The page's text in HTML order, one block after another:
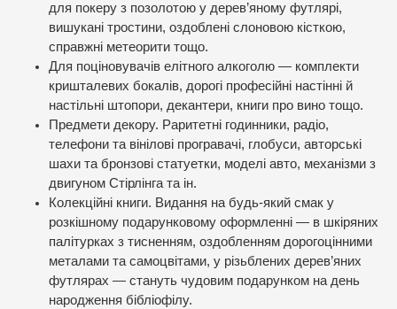
для покеру з позолотою у дерев’яному футлярі,
вишукані тростини, оздоблені слоновою кісткою,
справжні метеорити тощо.
Для поціновувачів елітного алкоголю — комплекти
кришталевих бокалів, дорогі професійні настінні й
настільні штопори, декантери, книги про вино тощо.
Предмети декору. Раритетні годинники, радіо,
телефони та вінілові програвачі, глобуси, авторські
шахи та бронзові статуетки, моделі авто, механізми з
двигуном Стірлінга та ін.
Колекційні книги. Видання на будь-який смак у
розкішному подарунковому оформленні — в шкіряних
палітурках з тисненням, оздобленням дорогоцінними
металами та самоцвітами, у різьблених дерев’яних
футлярах — стануть чудовим подарунком на день
народження бібліофілу.